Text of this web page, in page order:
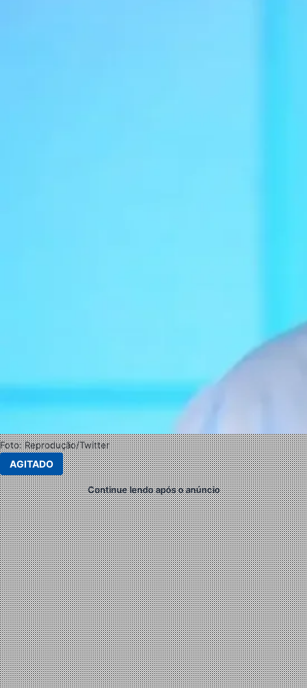
Foto: Reprodução/Twitter
AGITADO
Continue lendo após o anúncio